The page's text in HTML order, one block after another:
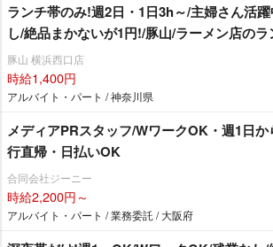
ランチ帯のみ!週2日・1日3h～/主婦さん活
し/絶品まかないが1円!/豚山/ラーメン店の
豚山 横浜西口店
時給1,400円
アルバイト・パート / 神奈川県
メディアPRスタッフ/WワークOK・週1日
行直帰・日払いOK
合同会社ジーニー
時給2,200円～
アルバイト・パート / 業務委託 / 大阪府